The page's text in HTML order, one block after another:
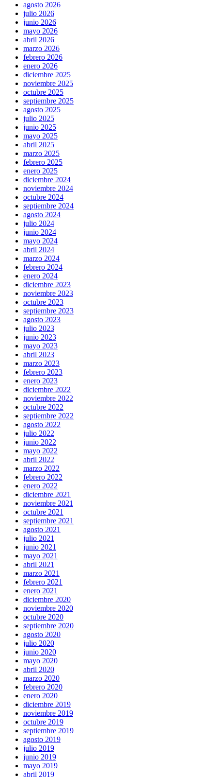
agosto 2026
julio 2026
junio 2026
mayo 2026
abril 2026
marzo 2026
febrero 2026
enero 2026
diciembre 2025
noviembre 2025
octubre 2025
septiembre 2025
agosto 2025
julio 2025
junio 2025
mayo 2025
abril 2025
marzo 2025
febrero 2025
enero 2025
diciembre 2024
noviembre 2024
octubre 2024
septiembre 2024
agosto 2024
julio 2024
junio 2024
mayo 2024
abril 2024
marzo 2024
febrero 2024
enero 2024
diciembre 2023
noviembre 2023
octubre 2023
septiembre 2023
agosto 2023
julio 2023
junio 2023
mayo 2023
abril 2023
marzo 2023
febrero 2023
enero 2023
diciembre 2022
noviembre 2022
octubre 2022
septiembre 2022
agosto 2022
julio 2022
junio 2022
mayo 2022
abril 2022
marzo 2022
febrero 2022
enero 2022
diciembre 2021
noviembre 2021
octubre 2021
septiembre 2021
agosto 2021
julio 2021
junio 2021
mayo 2021
abril 2021
marzo 2021
febrero 2021
enero 2021
diciembre 2020
noviembre 2020
octubre 2020
septiembre 2020
agosto 2020
julio 2020
junio 2020
mayo 2020
abril 2020
marzo 2020
febrero 2020
enero 2020
diciembre 2019
noviembre 2019
octubre 2019
septiembre 2019
agosto 2019
julio 2019
junio 2019
mayo 2019
abril 2019